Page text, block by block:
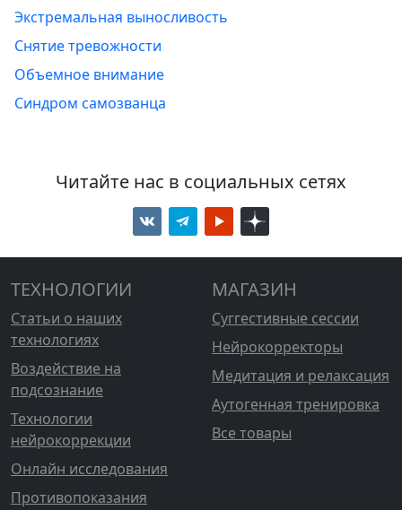
Экстремальная выносливость
Снятие тревожности
Объемное внимание
Синдром самозванца
Читайте нас в социальных сетях
ТЕХНОЛОГИИ
Статьи о наших
технологиях
Воздействие на
подсознание
Технологии
нейрокоррекции
Онлайн исследования
Противопоказания
МАГАЗИН
Суггестивные сессии
Нейрокорректоры
Медитация и релаксация
Аутогенная тренировка
Все товары